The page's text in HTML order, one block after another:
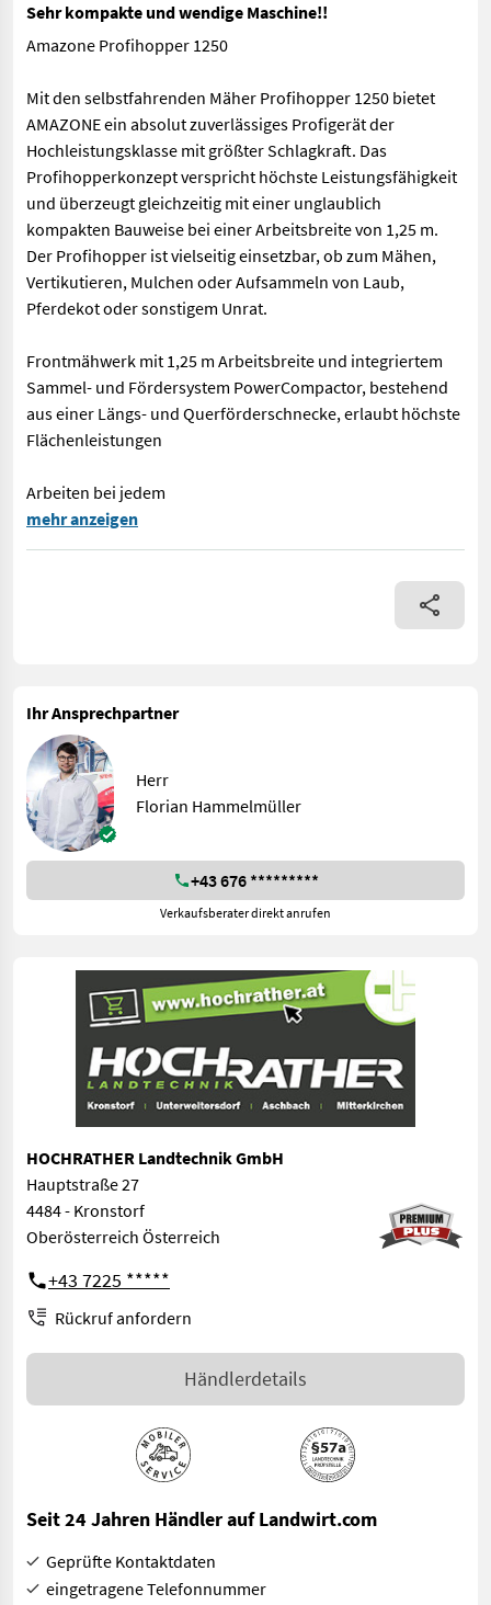
Sehr kompakte und wendige Maschine!!
Amazone Profihopper 1250
Mit den selbstfahrenden Mäher Profihopper 1250 bietet
AMAZONE ein absolut zuverlässiges Profigerät der
Hochleistungsklasse mit größter Schlagkraft. Das
Profihopperkonzept verspricht höchste Leistungsfähigkeit
und überzeugt gleichzeitig mit einer unglaublich
kompakten Bauweise bei einer Arbeitsbreite von 1,25 m.
Der Profihopper ist vielseitig einsetzbar, ob zum Mähen,
Vertikutieren, Mulchen oder Aufsammeln von Laub,
Pferdekot oder sonstigem Unrat.
Frontmähwerk mit 1,25 m Arbeitsbreite und integriertem
Sammel- und Fördersystem PowerCompactor, bestehend
aus einer Längs- und Querförderschnecke, erlaubt höchste
Flächenleistungen
Arbeiten bei jedem
Amazone Profihopper 1250 Mit den selbstfahrenden Mäher
mehr anzeigen
Ihr Ansprechpartner
Herr
Florian Hammelmüller
+43 676 *********
Verkaufsberater direkt anrufen
HOCHRATHER Landtechnik GmbH
Hauptstraße 27
4484 - Kronstorf
Oberösterreich Österreich
+43 7225 *****
Rückruf anfordern
Händlerdetails
Seit 24 Jahren Händler auf Landwirt.com
Geprüfte Kontaktdaten
eingetragene Telefonnummer